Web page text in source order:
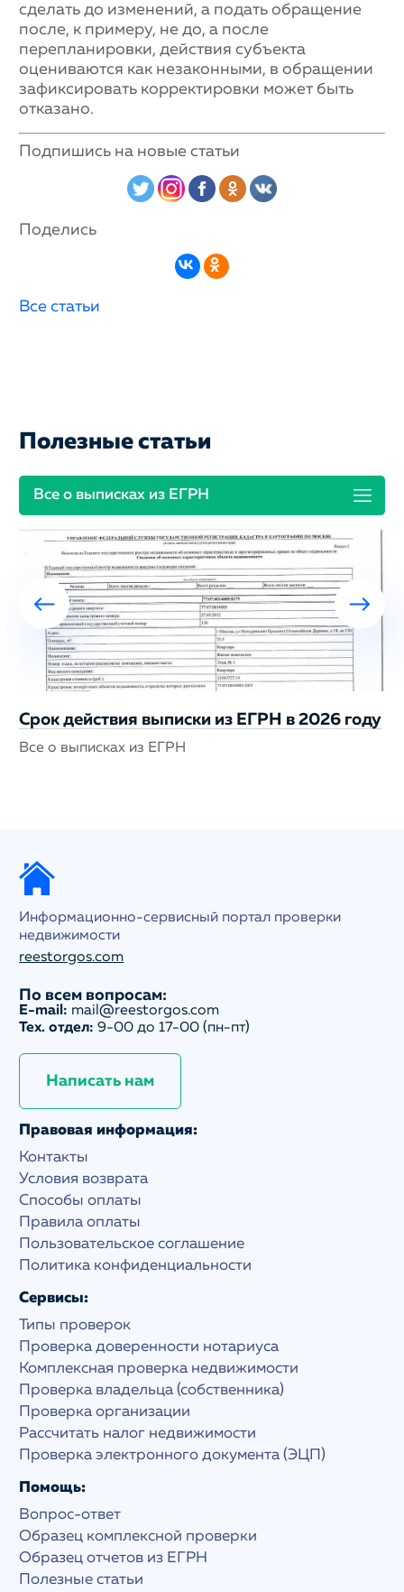
сделать до изменений, а подать обращение
после, к примеру, не до, а после
перепланировки, действия субъекта
оцениваются как незаконными, в обращении
зафиксировать корректировки может быть
отказано.
Подпишись на новые статьи
Поделись
Все статьи
Полезные статьи
Все о выписках из ЕГРН
Срок действия выписки из ЕГРН в 2026 году
Все о выписках из ЕГРН
Информационно-сервисный портал проверки
недвижимости
reestorgos.com
По всем вопросам:
E-mail: mail@reestorgos.com
Тех. отдел: 9-00 до 17-00 (пн-пт)
Написать нам
Правовая информация:
Контакты
Условия возврата
Способы оплаты
Правила оплаты
Пользовательское соглашение
Политика конфиденциальности
Сервисы:
Типы проверок
Проверка доверенности нотариуса
Комплексная проверка недвижимости
Проверка владельца (собственника)
Проверка организации
Рассчитать налог недвижимости
Проверка электронного документа (ЭЦП)
Помощь:
Вопрос-ответ
Образец комплексной проверки
Образец отчетов из ЕГРН
Полезные статьи